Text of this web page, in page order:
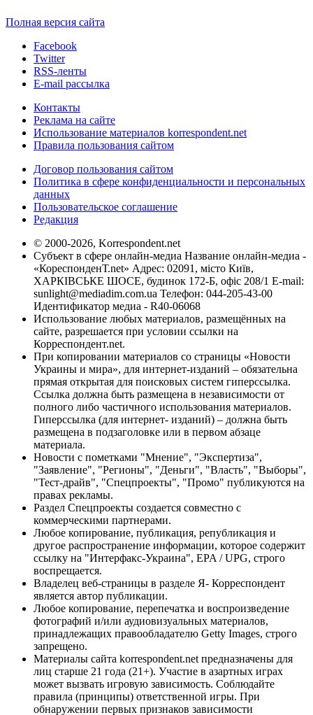
Полная версия сайта
Facebook
Twitter
RSS-ленты
E-mail рассылка
Контакты
Реклама на сайте
Использование материалов korrespondent.net
Правила пользования сайтом
Договор пользования сайтом
Политика в сфере конфиденциальности и персональных
данных
Пользовательское соглашение
Редакция
© 2000-2026, Korrespondent.net
Субъект в сфере онлайн-медиа Название онлайн-медиа -
«КореспонденТ.net» Адрес: 02091, місто Київ,
ХАРКІВСЬКЕ ШОСЕ, будинок 172-Б, офіс 208/1 E-mail:
sunlight@mediadim.com.ua Телефон: 044-205-43-00
Идентификатор медиа - R40-06068
Использование любых материалов, размещённых на
сайте, разрешается при условии ссылки на
Корреспондент.net.
При копировании материалов со страницы «Новости
Украины и мира», для интернет-изданий – обязательна
прямая открытая для поисковых систем гиперссылка.
Ссылка должна быть размещена в независимости от
полного либо частичного использования материалов.
Гиперссылка (для интернет- изданий) – должна быть
размещена в подзаголовке или в первом абзаце
материала.
Новости с пометками "Мнение", "Экспертиза",
"Заявление", "Регионы", "Деньги", "Власть", "Выборы",
"Тест-драйв", "Спецпроекты", "Промо" публикуются на
правах рекламы.
Раздел Спецпроекты создается совместно с
коммерческими партнерами.
Любое копирование, публикация, републикация и
другое распространение информации, которое содержит
ссылку на "Интерфакс-Украина", EPA / UPG, строго
воспрещается.
Владелец веб-страницы в разделе Я- Корреспондент
является автор публикации.
Любое копирование, перепечатка и воспроизведение
фотографий и/или аудиовизуальных материалов,
принадлежащих правообладателю Getty Images, строго
запрещено.
Материалы сайта korrespondent.net предназначены для
лиц старше 21 года (21+). Участие в азартных играх
может вызвать игровую зависимость. Соблюдайте
правила (принципы) ответственной игры. При
обнаружении первых признаков зависимости